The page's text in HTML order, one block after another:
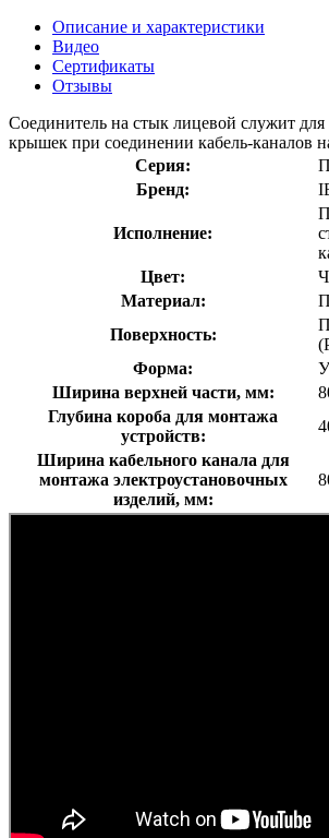
Описание и характеристики
Видео
Сертификаты
Отзывы
Соединитель на стык лицевой служит для
крышек при соединении кабель-каналов
Серия:
Бренд:
Исполнение:
Цвет:
Материал:
Поверхность:
Форма:
Ширина верхней части, мм:
Глубина короба для монтажа
устройств:
Ширина кабельного канала для
монтажа электроустановочных
изделий, мм: